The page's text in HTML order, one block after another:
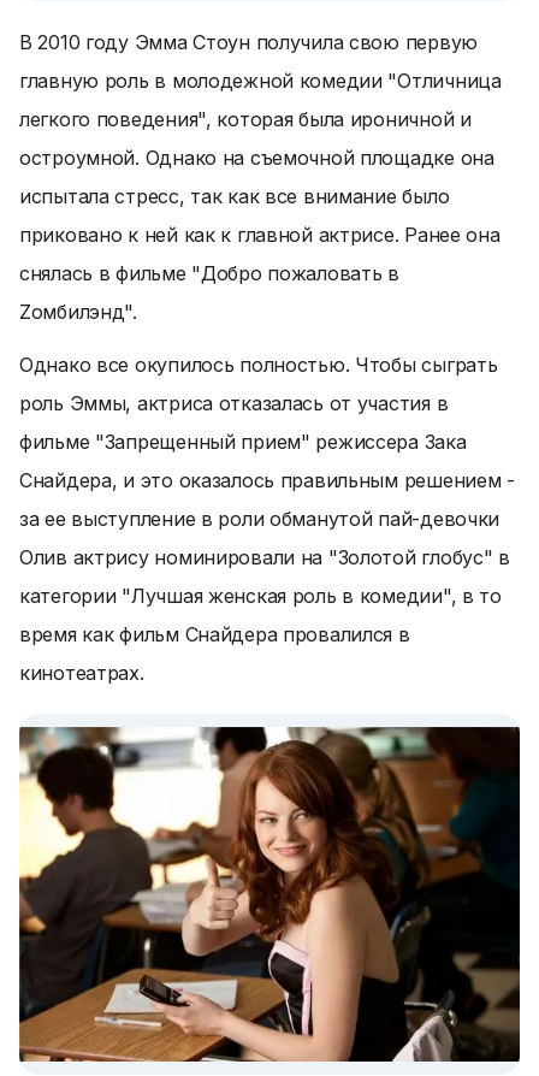
В 2010 году Эмма Стоун получила свою первую
главную роль в молодежной комедии "Отличница
легкого поведения", которая была ироничной и
остроумной. Однако на съемочной площадке она
испытала стресс, так как все внимание было
приковано к ней как к главной актрисе. Ранее она
снялась в фильме "Добро пожаловать в
Zомбилэнд".
Однако все окупилось полностью. Чтобы сыграть
роль Эммы, актриса отказалась от участия в
фильме "Запрещенный прием" режиссера Зака
Снайдера, и это оказалось правильным решением -
за ее выступление в роли обманутой пай-девочки
Олив актрису номинировали на "Золотой глобус" в
категории "Лучшая женская роль в комедии", в то
время как фильм Снайдера провалился в
кинотеатрах.